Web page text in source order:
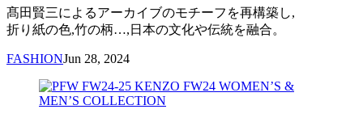
髙田賢三によるアーカイブのモチーフを再構築し,
折り紙の色,竹の柄…,日本の文化や伝統を融合。
FASHIONJun 28, 2024